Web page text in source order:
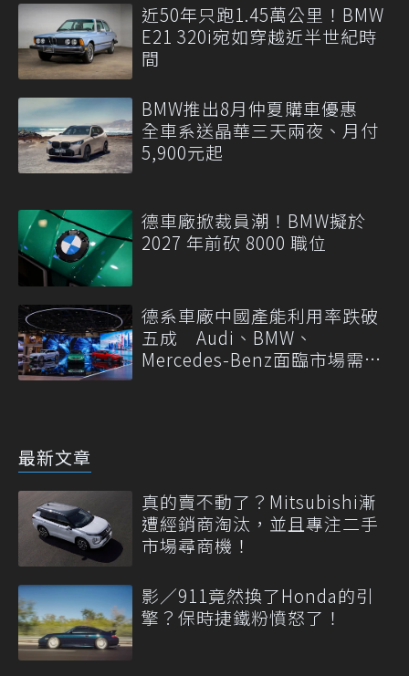
近50年只跑1.45萬公里！BMW
E21 320i宛如穿越近半世紀時
間
BMW推出8月仲夏購車優惠
全車系送晶華三天兩夜、月付
5,900元起
德車廠掀裁員潮！BMW擬於
2027 年前砍 8000 職位
德系車廠中國產能利用率跌破
五成 Audi、BMW、
Mercedes-Benz面臨市場需求
最新文章
真的賣不動了？Mitsubishi漸
遭經銷商淘汰，並且專注二手
市場尋商機！
影／911竟然換了Honda的引
擎？保時捷鐵粉憤怒了！